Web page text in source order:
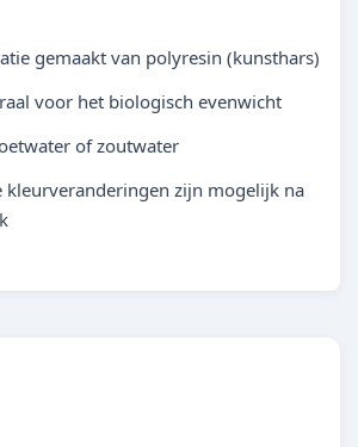
gemaakt van polyresin (kunsthars)
voor het biologisch evenwicht
of zoutwater
kleurveranderingen zijn mogelijk na